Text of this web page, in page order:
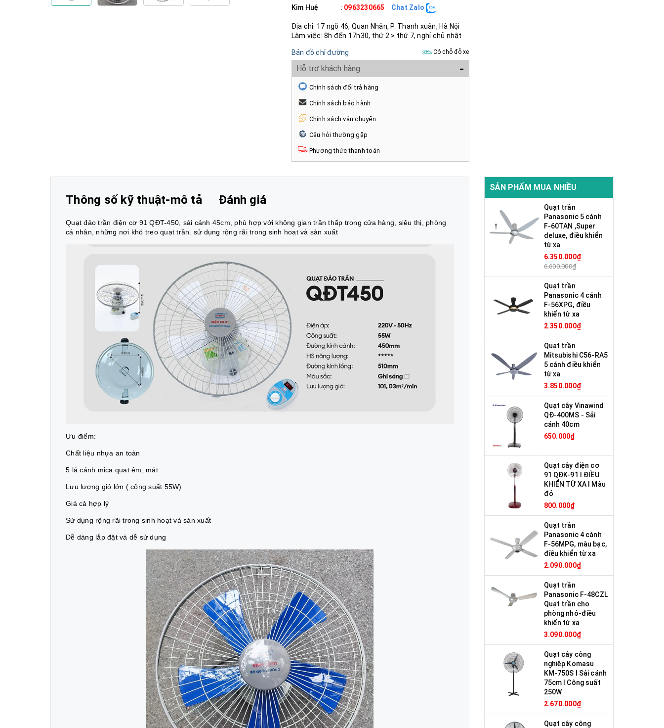
Kim Huệ : 0963230665 Chat Zalo
Địa chỉ: 17 ngõ 46, Quan Nhân, P. Thanh xuân, Hà Nội
Làm việc: 8h đến 17h30, thứ 2 > thứ 7, nghỉ chủ nhật
Bản đồ chỉ đường Có chỗ đỗ xe
Hỗ trợ khách hàng -
Chính sách đổi trả hàng
Chính sách bảo hành
Chính sách vận chuyển
Câu hỏi thường gặp
Phương thức thanh toán
Thông số kỹ thuật-mô tả Đánh giá
Quạt đảo trần điện cơ 91 QĐT-450, sải cánh 45cm, phù hợp với không gian trần thấp trong cửa hàng, siêu thị, phòng
cá nhân, những nơi khó treo quạt trần. sử dụng rộng rãi trong sinh hoạt và sản xuất
Ưu điểm:
Chất liệu nhựa an toàn
5 lá cánh mica quạt êm, mát
Lưu lượng gió lớn ( công suất 55W)
Giá cả hợp lý
Sử dụng rộng rãi trong sinh hoạt và sản xuất
Dễ dàng lắp đặt và dễ sử dụng
SẢN PHẨM MUA NHIỀU
Quạt trần
Panasonic 5 cánh
F-60TAN ,Super
deluxe, điều khiển
từ xa
6.350.000₫
6.600.000₫
Quạt trần
Panasonic 4 cánh
F-56XPG, điều
khiển từ xa
2.350.000₫
Quạt trần
Mitsubishi C56-RA5
5 cánh điều khiển
từ xa
3.850.000₫
Quạt cây Vinawind
QĐ-400MS - Sải
cánh 40cm
650.000₫
Quạt cây điện cơ
91 QĐK-91 I ĐIỀU
KHIỂN TỪ XA I Màu
đỏ
800.000₫
Quạt trần
Panasonic 4 cánh
F-56MPG, màu bạc,
điều khiển từ xa
2.090.000₫
Quạt trần
Panasonic F-48CZL
Quạt trần cho
phòng nhỏ-điều
khiển từ xa
3.090.000₫
Quạt cây công
nghiệp Komasu
KM-750S I Sải cánh
75cm I Công suất
250W
2.670.000₫
Quạt cây công